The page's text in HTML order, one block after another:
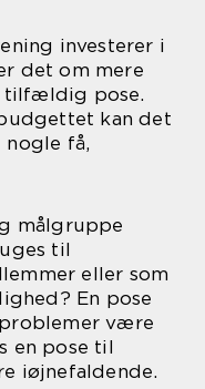
investerer i
det om mere
tilfældig pose.
kan det
få,
målgruppe
til
eller som
En pose
være
en pose til
iøjnefaldende.